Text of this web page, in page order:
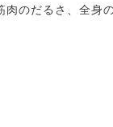
肉のだるさ、全身